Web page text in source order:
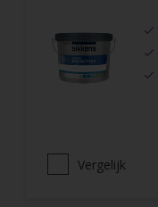
Vergelijk